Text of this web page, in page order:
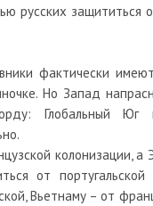
русских защититься
фактически
Но Запад
Глобальный Юг
колонизации,
от
Вьетнаму – от